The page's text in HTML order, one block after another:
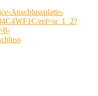
Anschlussplatte-
ref=sr_1_2?